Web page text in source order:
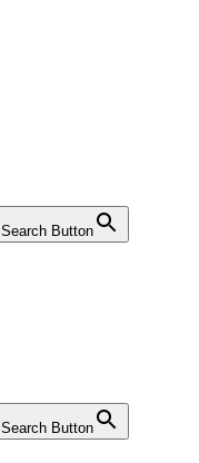
Search Button
Search Button